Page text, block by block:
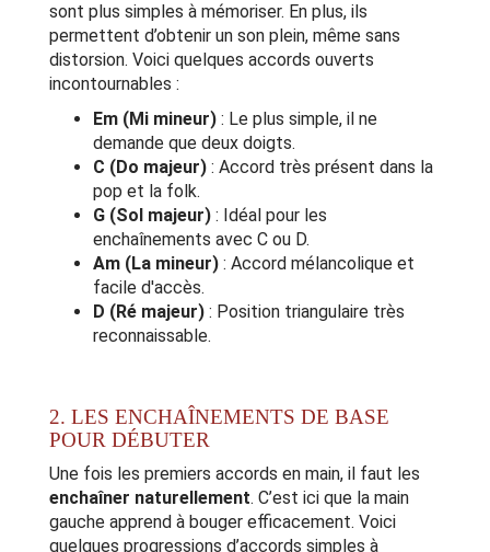
sont plus simples à mémoriser. En plus, ils
permettent d’obtenir un son plein, même sans
distorsion. Voici quelques accords ouverts
incontournables :
Em (Mi mineur) : Le plus simple, il ne
demande que deux doigts.
C (Do majeur) : Accord très présent dans la
pop et la folk.
G (Sol majeur) : Idéal pour les
enchaînements avec C ou D.
Am (La mineur) : Accord mélancolique et
facile d'accès.
D (Ré majeur) : Position triangulaire très
reconnaissable.
2. LES ENCHAÎNEMENTS DE BASE
POUR DÉBUTER
Une fois les premiers accords en main, il faut les
enchaîner naturellement. C’est ici que la main
gauche apprend à bouger efficacement. Voici
quelques progressions d’accords simples à